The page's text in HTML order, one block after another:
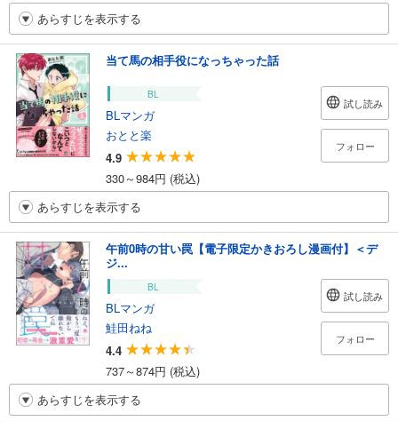
あらすじを表示する
当て馬の相手役になっちゃった話
BL
BLマンガ
おとと楽
4.9
330～984円 (税込)
試し読み
フォロー
あらすじを表示する
午前0時の甘い罠【電子限定かきおろし漫画付】＜デ
ジ...
BL
BLマンガ
鮭田ねね
4.4
737～874円 (税込)
試し読み
フォロー
あらすじを表示する